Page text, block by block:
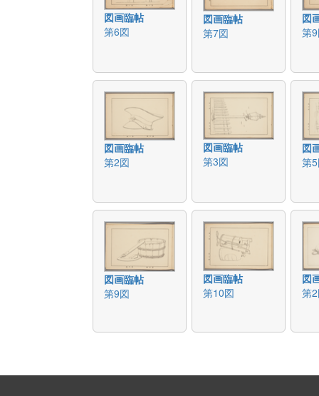
図画臨帖
第6図
図画臨帖
第7図
図
第
図画臨帖
第2図
図画臨帖
第3図
図
第
図画臨帖
第9図
図画臨帖
第10図
図
第